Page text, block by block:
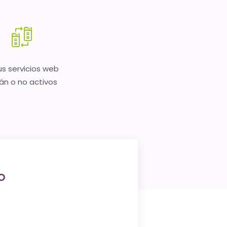
servicios web
o no activos